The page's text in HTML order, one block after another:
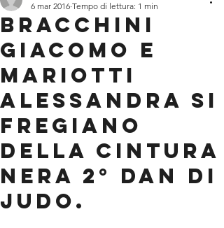
Bracchini
Giacomo e
Mariotti
Alessandra si
fregiano
della cintura
nera 2° dan di
judo.
6 mar 2016 Tempo di lettura: 1 min